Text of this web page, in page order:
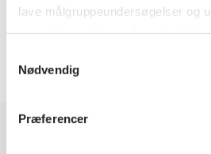
lave målgruppeundersøgelser og
tilbage eller ændre indstillinger fra
"Cookiedeklaration", eller ved at
Nødvendig
Præferencer
Deltron Premium UHS Hærder
Varenr:D8302/E2.5